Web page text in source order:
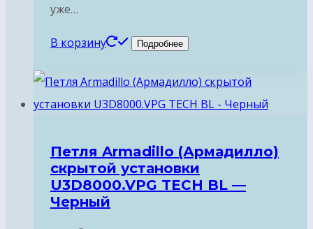
уже…
В корзину Подробнее
Петля Armadillo (Армадилло)
скрытой установки
U3D8000.VPG TECH BL —
Черный